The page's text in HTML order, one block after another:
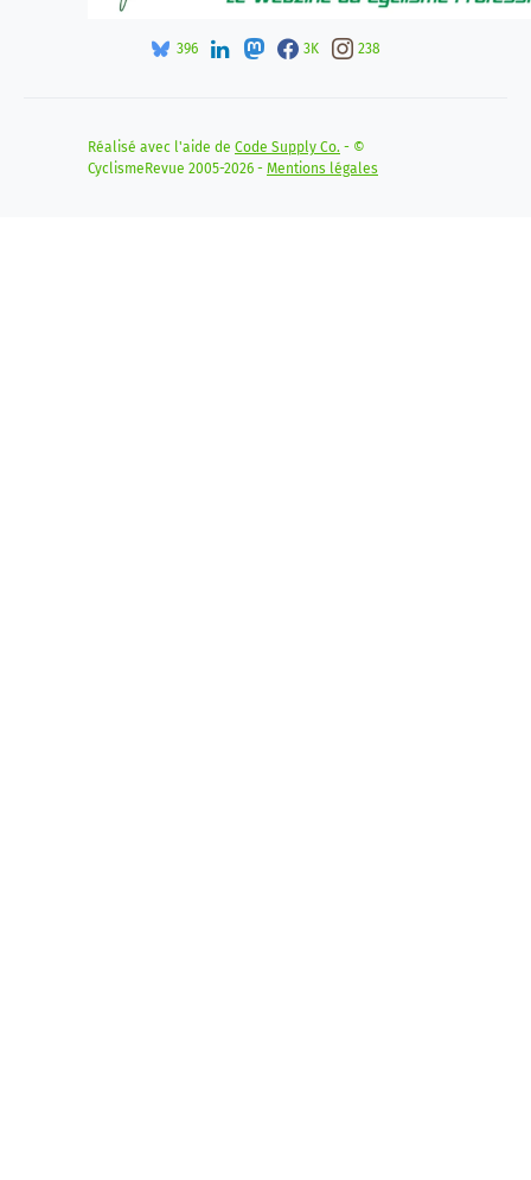
396 3K 238
Réalisé avec l'aide de Code Supply Co. - ©
CyclismeRevue 2005-2026 - Mentions légales